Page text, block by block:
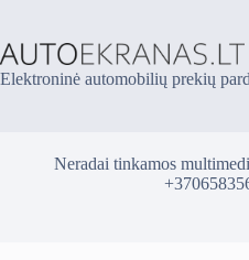
content
Elektroninė automobilių prekių
Neradai tinkamos